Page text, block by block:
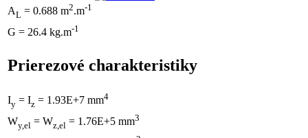
AL = 0.688 m2.m-1
G = 26.4 kg.m-1
Prierezové charakteristiky
Iy = Iz = 1.93E+7 mm4
Wy,el = Wz,el = 1.76E+5 mm3